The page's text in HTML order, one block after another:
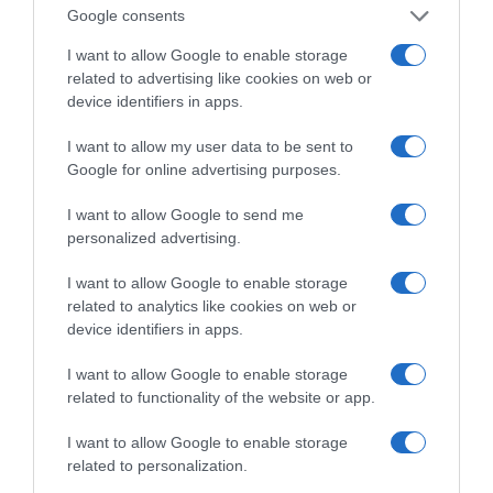
Google consents
I want to allow Google to enable storage
related to advertising like cookies on web or
device identifiers in apps.
I want to allow my user data to be sent to
Google for online advertising purposes.
I want to allow Google to send me
personalized advertising.
I want to allow Google to enable storage
related to analytics like cookies on web or
device identifiers in apps.
I want to allow Google to enable storage
related to functionality of the website or app.
I want to allow Google to enable storage
related to personalization.
αρμόδιους του Υπουργείου Οικονομικών
τα εξής:
Την απάλειψη της ανωτέρω
απαράδεκτης αυτόματης απώλειας της
έκπτωσης του -5%από το φορολογητέο
ιδιοκτητών για την ασυνέπεια των ενοικιαστών
Αν υπάρχει κύρωση, αυτή θα πρέπει να αφορά
τους υπαίτιους ενοικιαστές, και όχι τους
Την προσθήκη τρίτης παραγράφου στο
«Η
άρνηση του μισθωτή για